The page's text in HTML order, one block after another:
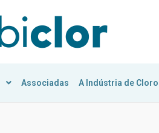
Associadas A Indústria de